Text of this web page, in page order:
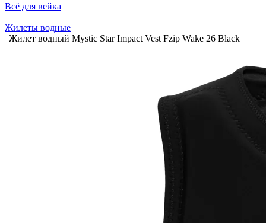
Всё для вейка
Жилеты водные
Жилет водный Mystic Star Impact Vest Fzip Wake 26 Black